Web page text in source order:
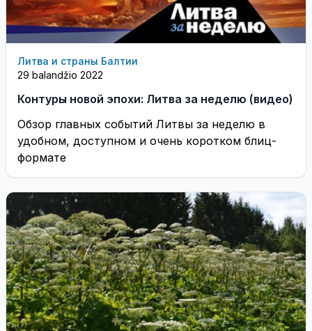
Литва и страны Балтии
29 balandžio 2022
Контуры новой эпохи: Литва за неделю (видео)
Обзор главных событий Литвы за неделю в
удобном, доступном и очень коротком блиц-
формате